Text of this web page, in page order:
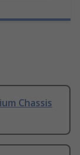
Chassis